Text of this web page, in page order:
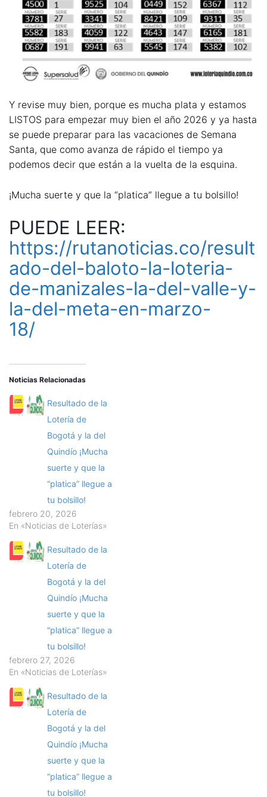
Y revise muy bien, porque es mucha plata y estamos
LISTOS para empezar muy bien el año 2026 y ya hasta
se puede preparar para las vacaciones de Semana
Santa, que como avanza de rápido el tiempo ya
podemos decir que están a la vuelta de la esquina.
¡Mucha suerte y que la “platica” llegue a tu bolsillo!
PUEDE LEER:
https://rutanoticias.co/result
ado-del-baloto-la-loteria-
de-manizales-la-del-valle-y-
la-del-meta-en-marzo-
18/
Noticias Relacionadas
Resultado de la
Lotería de
Bogotá y la del
Quindío ¡Mucha
suerte y que la
“platica” llegue a
tu bolsillo!
febrero 20, 2026
En «Noticias de Loterías»
Resultado de la
Lotería de
Bogotá y la del
Quindío ¡Mucha
suerte y que la
“platica” llegue a
tu bolsillo!
febrero 27, 2026
En «Noticias de Loterías»
Resultado de la
Lotería de
Bogotá y la del
Quindío ¡Mucha
suerte y que la
“platica” llegue a
tu bolsillo!